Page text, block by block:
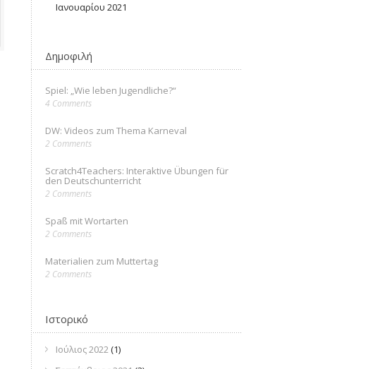
Ιανουαρίου 2021
Δημοφιλή
Spiel: „Wie leben Jugendliche?“
4 Comments
DW: Videos zum Thema Karneval
2 Comments
Scratch4Teachers: Interaktive Übungen für
den Deutschunterricht
2 Comments
Spaß mit Wortarten
2 Comments
Materialien zum Muttertag
2 Comments
Ιστορικό
Ιούλιος 2022(1)